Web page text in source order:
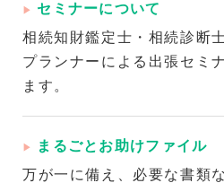
セミナーについて
相続知財鑑定士・相続診断
プランナーによる出張セミ
ます。
まるごとお助けファイル
万が一に備え、必要な書類